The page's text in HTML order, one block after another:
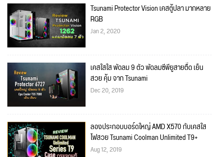
Tsunami Protector Vision เคสตู้ปลา มากหลาย
RGB
Jan 2, 2020
เคสใสใส พัดลม 9 ตัว พัดลมซีพียูสายตื๊ด เย็น
สวย คุ้ม จาก Tsunami
Dec 20, 2019
ลองประกอบบอร์ดใหญ่ AMD X570 กับเคสใส
ไฟสวย Tsunami Coolman Unlimited T9+
Aug 12, 2019